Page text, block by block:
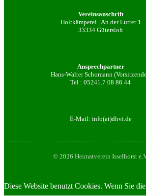
Vereinsanschrift
Holtkämperei | An der Lutter 1
33334 Gütersloh
Ansprechpartner
Hans-Walter Schomann
Tel :05241.7 08 86 44
E-Mail: info(at)dhvi.de
© 2026 Heimatverein Isselhorst
Diese Website benutzt Cookies. Wenn Sie